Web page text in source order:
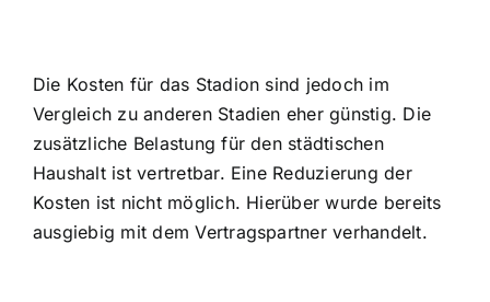
Die Kosten für das Stadion sind jedoch im
Vergleich zu anderen Stadien eher günstig. Die
zusätzliche Belastung für den städtischen
Haushalt ist vertretbar. Eine Reduzierung der
Kosten ist nicht möglich. Hierüber wurde bereits
ausgiebig mit dem Vertragspartner verhandelt.